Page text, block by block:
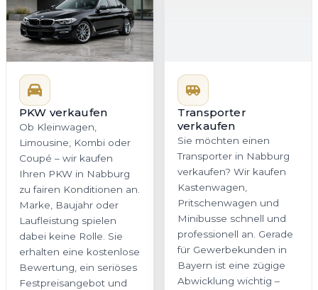
PKW verkaufen
Ob Kleinwagen,
Limousine, Kombi oder
Coupé – wir kaufen
Ihren PKW in Nabburg
zu fairen Konditionen an.
Marke, Baujahr oder
Laufleistung spielen
dabei keine Rolle. Sie
erhalten eine kostenlose
Bewertung, ein seriöses
Festpreisangebot und
Transporter
verkaufen
Sie möchten einen
Transporter in Nabburg
verkaufen? Wir kaufen
Kastenwagen,
Pritschenwagen und
Minibusse schnell und
professionell an. Gerade
für Gewerbekunden in
Bayern ist eine zügige
Abwicklung wichtig –